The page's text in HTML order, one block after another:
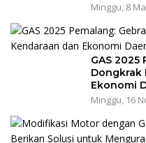
Minggu, 8
GAS 2025
Dongkrak
Ekonomi
Minggu, 16